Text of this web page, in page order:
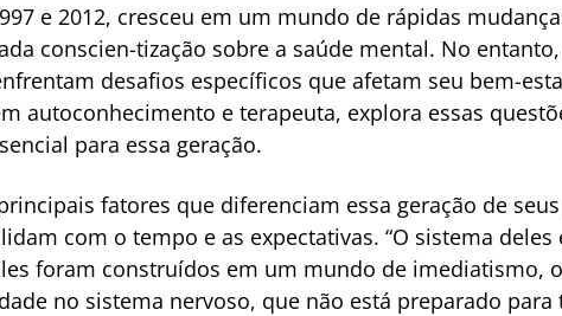
e 2012, cresceu em um mundo de rápidas
conscien-tização sobre a saúde mental. No
desafios específicos que afetam seu bem-
autoconhecimento e terapeuta, explora essas
para essa geração.
fatores que diferenciam essa geração de
com o tempo e as expectativas. “O sistema
foram construídos em um mundo de imediatismo,
no sistema nervoso, que não está preparado